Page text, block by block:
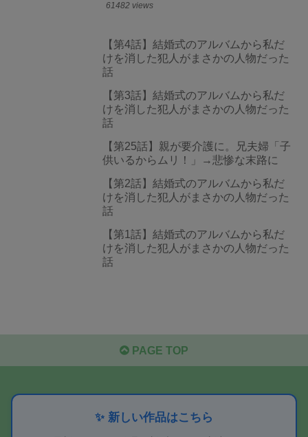
61482 views
【第4話】結婚式のアルバムから私だ
けを消した犯人がまさかの人物だった
話
【第3話】結婚式のアルバムから私だ
けを消した犯人がまさかの人物だった
話
【第25話】親が要介護に。兄夫婦「子
供いるからムリ！」→悲惨な末路に
【第2話】結婚式のアルバムから私だ
けを消した犯人がまさかの人物だった
話
【第1話】結婚式のアルバムから私だ
けを消した犯人がまさかの人物だった
話
PAGE TOP
✨ 新しい作品はこちら